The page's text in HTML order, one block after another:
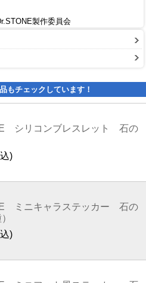
製作委員会
もチェックしています！
シリコンブレスレット 石の
)
ミニキャラステッカー 石の
)